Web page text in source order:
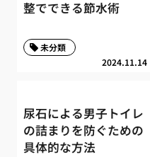
整でできる節水術
2024.11.14
未分類
尿石による男子トイレ
の詰まりを防ぐための
具体的な方法